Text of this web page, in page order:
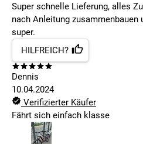
Super schnelle Lieferung, alles
nach Anleitung zusammenbauen
super.
HILFREICH?
Dennis
10.04.2024
Verifizierter Käufer
Fährt sich einfach klasse